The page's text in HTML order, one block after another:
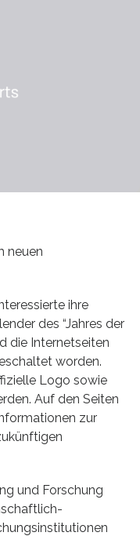
neuen
ihre
des “Jahres der
die Internetseiten
worden.
Logo sowie
Auf den Seiten
zur
und Forschung